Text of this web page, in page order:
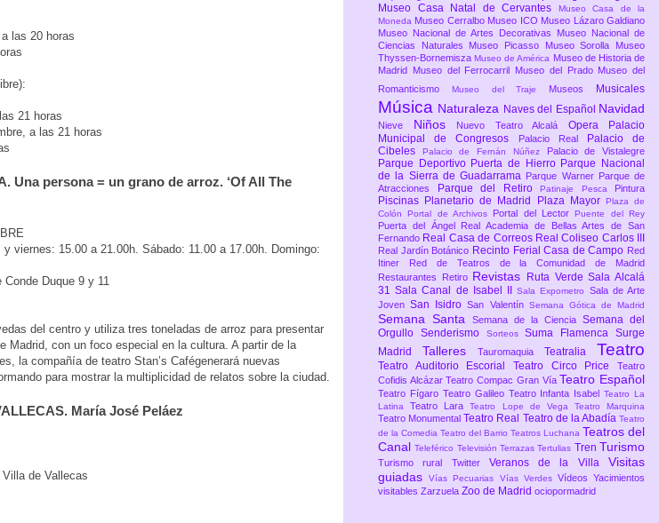
las 20 horas
21 horas
a las 21 horas
Una persona = un grano de arroz. ‘Of All The
viernes: 15.00 a 21.00h. Sábado: 11.00 a 17.00h. Domingo:
Conde Duque 9 y 11
del centro y utiliza tres toneladas de arroz para presentar
Madrid, con un foco especial en la cultura. A partir de la
la compañía de teatro Stan’s Cafégenerará nuevas
para mostrar la multiplicidad de relatos sobre la ciudad.
María José Peláez
Villa de Vallecas
Museo Casa Natal de Cervantes
Museo Casa de la
Moneda Museo Cerralbo Museo ICO Museo Lázaro Galdiano
Museo Nacional de Artes Decorativas Museo Nacional de
Ciencias Naturales Museo Picasso Museo Sorolla Museo
Thyssen-BornemiszaMuseo de América Museo de Historia de
Madrid
Museo del Ferrocarril Museo del Prado Museo del
Romanticismo
Museo del Traje Museos Musicales
Música Naturaleza Naves del Español Navidad
Nieve Niños Nuevo Teatro Alcalá Opera
Palacio
Municipal de Congresos
Palacio Real
Palacio de
Cibeles
Palacio de Fernán Núñez Palacio de Vistalegre
Parque Deportivo Puerta de Hierro Parque Nacional
de la Sierra de Guadarrama Parque Warner Parque de
Atracciones
Parque del Retiro Patinaje Pesca Pintura
Piscinas Planetario de Madrid Plaza Mayor
Plaza de
Colón Portal de Archivos Portal del LectorPuente del Rey
Puerta del Ángel
Real Academia de Bellas Artes de San
Fernando Real Casa de Correos Real Coliseo Carlos III
Real Jardín Botánico Recinto Ferial Casa de Campo Red
Itiner
Red de Teatros de la Comunidad de Madrid
Restaurantes
Retiro Revistas Ruta VerdeSala Alcalá
31Sala Canal de Isabel IISala Expometro Sala de Arte
JovenSan IsidroSan Valentín Semana Gótica de Madrid
Semana Santa Semana de la Ciencia Semana del
Orgullo Senderismo SorteosSuma FlamencaSurge
Madrid Talleres Tauromaquia Teatralia Teatro
Teatro Auditorio Escorial Teatro Circo Price Teatro
Cofidis AlcázarTeatro Compac Gran Vía Teatro Español
Teatro Fígaro Teatro Galileo Teatro Infanta IsabelTeatro La
Latina Teatro LaraTeatro Lope de Vega Teatro Marquina
Teatro Monumental Teatro Real Teatro de la Abadía Teatro
de la Comedia Teatro del Barrio Teatros Luchana Teatros del
CanalTeleférico TelevisiónTerrazasTertulias Tren Turismo
Turismo rural Twitter Veranos de la VillaVisitas
guiadasVías Pecuarias Vías Verdes VídeosYacimientos
visitables Zarzuela Zoo de Madrid ociopormadrid